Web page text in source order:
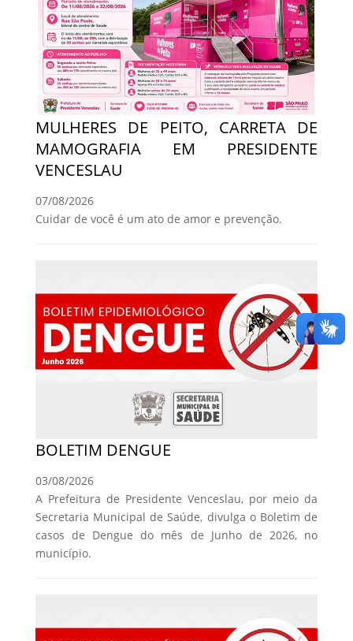
MULHERES DE PEITO, CARRETA DE
MAMOGRAFIA EM PRESIDENTE
VENCESLAU
07/08/2026
Cuidar de você é um ato de amor e prevenção.
BOLETIM DENGUE
03/08/2026
A Prefeitura de Presidente Venceslau, por meio da
Secretaria Municipal de Saúde, divulga o Boletim de
casos de Dengue do mês de Junho de 2026, no
município.